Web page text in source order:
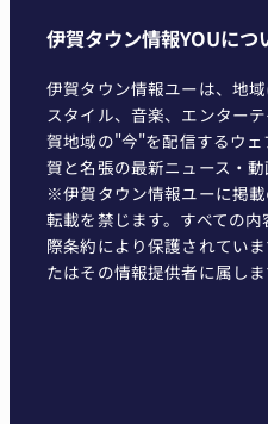
伊賀タウン情報YOUにつ
伊賀タウン情報ユーは、地
スタイル、音楽、エンター
賀地域の"今"を配信するウ
賀と名張の最新ニュース・動
※伊賀タウン情報ユーに掲
転載を禁じます。すべての
際条約により保護されてい
たはその情報提供者に属しま